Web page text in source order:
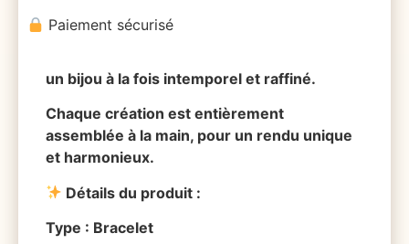
Paiement sécurisé
un bijou à la fois intemporel et raffiné.
Chaque création est entièrement
assemblée à la main, pour un rendu unique
et harmonieux.
Détails du produit :
Type : Bracelet